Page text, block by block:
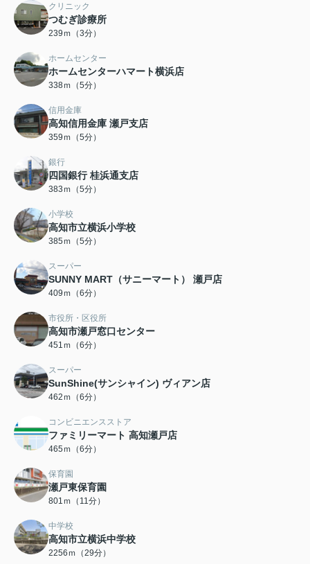
クリニック
つむぎ診療所
239ｍ（3分）
ホームセンター
ホームセンターハマート横浜店
338ｍ（5分）
信用金庫
高知信用金庫 瀬戸支店
359ｍ（5分）
銀行
四国銀行 桂浜通支店
383ｍ（5分）
小学校
高知市立横浜小学校
385ｍ（5分）
スーパー
SUNNY MART（サニーマート） 瀬戸店
409ｍ（6分）
市役所・区役所
高知市瀬戸窓口センター
451ｍ（6分）
スーパー
SunShine(サンシャイン) ヴィアン店
462ｍ（6分）
コンビニエンスストア
ファミリーマート 高知瀬戸店
465ｍ（6分）
保育園
瀬戸東保育園
801ｍ（11分）
中学校
高知市立横浜中学校
2256ｍ（29分）